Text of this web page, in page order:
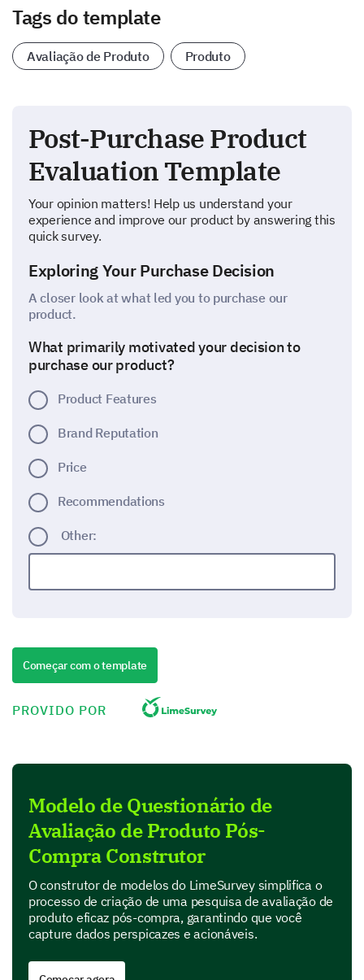
Tags do template
Avaliação de Produto Produto
Post-Purchase Product
Evaluation Template
Your opinion matters! Help us understand your
experience and improve our product by answering this
quick survey.
Exploring Your Purchase Decision
A closer look at what led you to purchase our
product.
What primarily motivated your decision to
purchase our product?
Product Features
Brand Reputation
Price
Recommendations
Other:
your decision to purchase our product?
Options:
- Not at all Influential
- Slightly Influential
- Somewhat Influential
Advertisement
Product Reviews
Salesperson's Recommendationv
Understanding Your Product Experience
Let's dig deeper into your hands-on experience with
Começar com o template
PROVIDO POR
Modelo de Questionário de
Avaliação de Produto Pós-
Compra Construtor
O construtor de modelos do LimeSurvey simplifica o
processo de criação de uma pesquisa de avaliação de
produto eficaz pós-compra, garantindo que você
capture dados perspicazes e acionáveis.